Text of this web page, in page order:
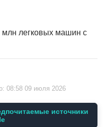
легковых машин с
08:58 09 июля 2026
источники